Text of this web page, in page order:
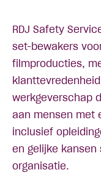
RDJ Safety
set-bewakers
filmproducties,
werkgeverschap
aan mensen met
inclusief
en gelijke
organisatie.